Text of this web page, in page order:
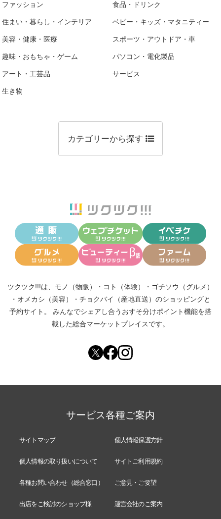
ファッション 食品・ドリンク
住まい・暮らし・インテリア ベビー・キッズ・マタニティー
美容・健康・医療 スポーツ・アウトドア・車
趣味・おもちゃ・ゲーム パソコン・電化製品
アート・工芸品 サービス
生き物
カテゴリーから探す
ツクツク!!!は、 モノ（物販） ・ コト（体験） ・ ゴチソウ（グルメ）
・ オメカシ（美容） ・ チョクバイ（産地直送） のショッピングと
予約サイト。
みんなでシェアし合う おすそ分けポイント機能を搭
載した総合マーケットプレイスです。
サービス各種ご案内
サイトマップ 個人情報保護方針
個人情報の取り扱いについて サイトご利用規約
各種お問い合わせ（総合窓口） ご意見・ご要望
出店をご検討のショップ様 運営会社のご案内